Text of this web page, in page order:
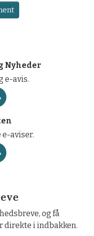
Nyheder
e-avis.
aviser.
og få
direkte i indbakken.